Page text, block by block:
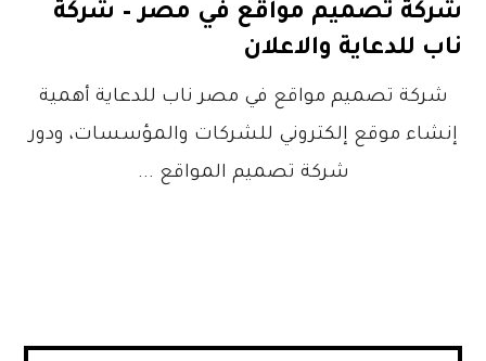
شركة تصميم مواقع في مصر – شركة
ناب للدعاية والاعلان
شركة تصميم مواقع في مصر ناب للدعاية أهمية
إنشاء موقع إلكتروني للشركات والمؤسسات، ودور
شركة تصميم المواقع ...